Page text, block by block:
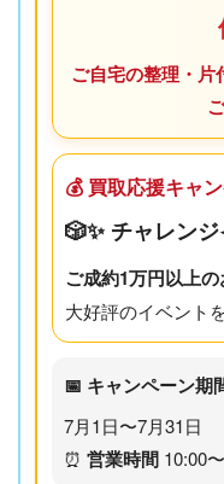
ご自宅の整理・
💰 買取応援キャ
🎲✨ チャレン
ご成約1万円以上の
大好評のイベント
📅 キャンペーン期
7月1日〜7月31日
⏰ 営業時間 10:00